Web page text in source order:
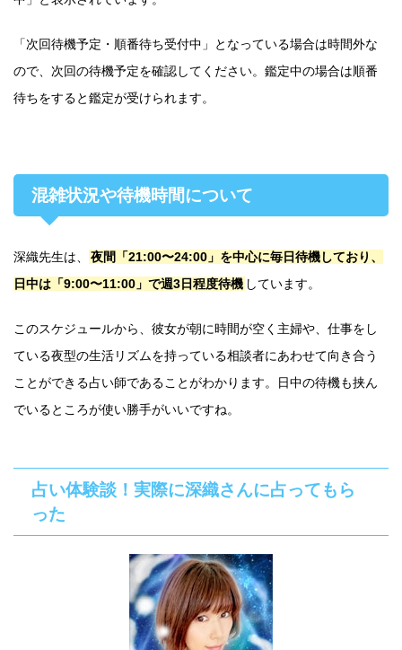
「次回待機予定・順番待ち受付中」となっている場合は時間外な
ので、次回の待機予定を確認してください。鑑定中の場合は順番
待ちをすると鑑定が受けられます。
混雑状況や待機時間について
深織先生は、
夜間「21:00〜24:00」を中心に毎日待機しており、
日中は「9:00〜11:00」で週3日程度待機 しています。
このスケジュールから、彼女が朝に時間が空く主婦や、仕事をし
ている夜型の生活リズムを持っている相談者にあわせて向き合う
ことができる占い師であることがわかります。日中の待機も挟ん
でいるところが使い勝手がいいですね。
占い体験談！実際に深織さんに占ってもら
った